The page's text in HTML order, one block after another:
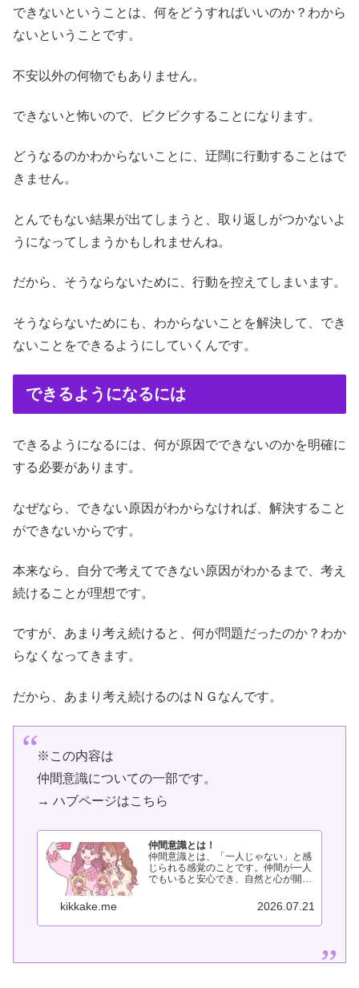
できないということは、何をどうすればいいのか？わから
ないということです。
不安以外の何物でもありません。
できないと怖いので、ビクビクすることになります。
どうなるのかわからないことに、迂闊に行動することはで
きません。
とんでもない結果が出てしまうと、取り返しがつかないよ
うになってしまうかもしれませんね。
だから、そうならないために、行動を控えてしまいます。
そうならないためにも、わからないことを解決して、でき
ないことをできるようにしていくんです。
できるようになるには
できるようになるには、何が原因でできないのかを明確に
する必要があります。
なぜなら、できない原因がわからなければ、解決すること
ができないからです。
本来なら、自分で考えてできない原因がわかるまで、考え
続けることが理想です。
ですが、あまり考え続けると、何が問題だったのか？わか
らなくなってきます。
だから、あまり考え続けるのはＮＧなんです。
※この内容は
仲間意識についての一部です。
→ ハブページはこちら
仲間意識とは！
仲間意識とは、「一人じゃない」と感
じられる感覚のことです。仲間が一人
でもいると安心でき、自然と心が開い
っちだと不安になり、行動しにくくな
りがちです。このページでは、仲間意
識がなぜやる気につながるのかを整理
kikkake.me 2026.07.21